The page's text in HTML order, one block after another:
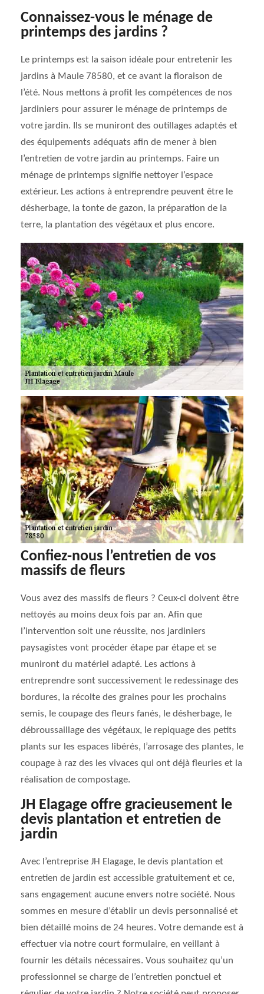
Connaissez-vous le ménage de
printemps des jardins ?
Le printemps est la saison idéale pour entretenir les
jardins à Maule 78580, et ce avant la floraison de
l’été. Nous mettons à profit les compétences de nos
jardiniers pour assurer le ménage de printemps de
votre jardin. Ils se muniront des outillages adaptés et
des équipements adéquats afin de mener à bien
l’entretien de votre jardin au printemps. Faire un
ménage de printemps signifie nettoyer l’espace
extérieur. Les actions à entreprendre peuvent être le
désherbage, la tonte de gazon, la préparation de la
terre, la plantation des végétaux et plus encore.
Confiez-nous l’entretien de vos
massifs de fleurs
Vous avez des massifs de fleurs ? Ceux-ci doivent être
nettoyés au moins deux fois par an. Afin que
l’intervention soit une réussite, nos jardiniers
paysagistes vont procéder étape par étape et se
muniront du matériel adapté. Les actions à
entreprendre sont successivement le redessinage des
bordures, la récolte des graines pour les prochains
semis, le coupage des fleurs fanés, le désherbage, le
débroussaillage des végétaux, le repiquage des petits
plants sur les espaces libérés, l’arrosage des plantes, le
coupage à raz des les vivaces qui ont déjà fleuries et la
réalisation de compostage.
JH Elagage offre gracieusement le
devis plantation et entretien de
jardin
Avec l’entreprise JH Elagage, le devis plantation et
entretien de jardin est accessible gratuitement et ce,
sans engagement aucune envers notre société. Nous
sommes en mesure d’établir un devis personnalisé et
bien détaillé moins de 24 heures. Votre demande est à
effectuer via notre court formulaire, en veillant à
fournir les détails nécessaires. Vous souhaitez qu’un
professionnel se charge de l’entretien ponctuel et